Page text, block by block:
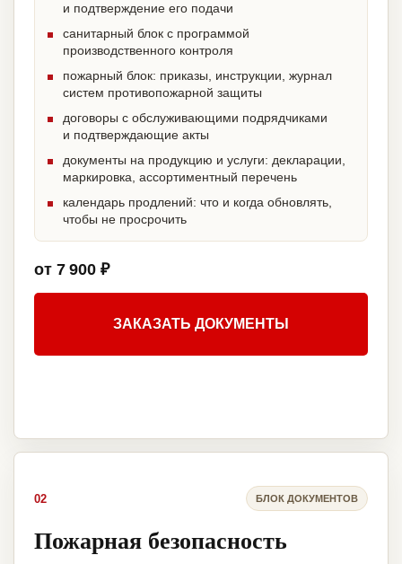
и подтверждение его подачи
санитарный блок с программой
производственного контроля
пожарный блок: приказы, инструкции, журнал
систем противопожарной защиты
договоры с обслуживающими подрядчиками
и подтверждающие акты
документы на продукцию и услуги: декларации,
маркировка, ассортиментный перечень
календарь продлений: что и когда обновлять,
чтобы не просрочить
от 7 900 ₽
ЗАКАЗАТЬ ДОКУМЕНТЫ
02 БЛОК ДОКУМЕНТОВ
Пожарная безопасность